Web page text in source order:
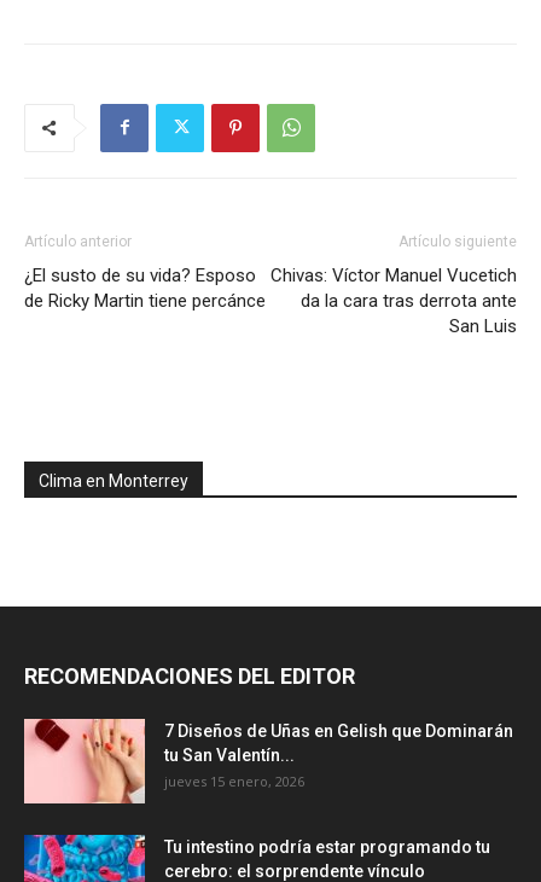
Artículo anterior
¿El susto de su vida? Esposo
de Ricky Martin tiene percánce
Artículo siguiente
Chivas: Víctor Manuel Vucetich
da la cara tras derrota ante
San Luis
Clima en Monterrey
RECOMENDACIONES DEL EDITOR
7 Diseños de Uñas en Gelish que Dominarán
tu San Valentín...
jueves 15 enero, 2026
Tu intestino podría estar programando tu
cerebro: el sorprendente vínculo